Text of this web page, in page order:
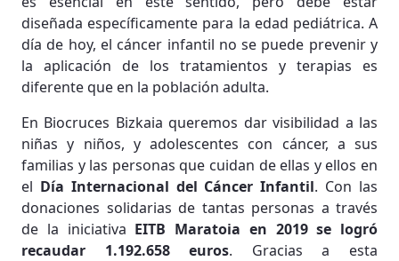
diseñada específicamente para la edad pediátrica. A
día de hoy, el cáncer infantil no se puede prevenir y
la aplicación de los tratamientos y terapias es
diferente que en la población adulta.
En Biocruces Bizkaia queremos dar visibilidad a las
niñas y niños, y adolescentes con cáncer, a sus
familias y las personas que cuidan de ellas y ellos en
el Día Internacional del Cáncer Infantil. Con las
donaciones solidarias de tantas personas a través
de la iniciativa EITB Maratoia en 2019 se logró
recaudar 1.192.658 euros. Gracias a esta